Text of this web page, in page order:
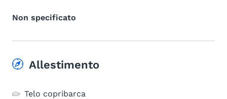
Non specificato
Allestimento
Telo copribarca